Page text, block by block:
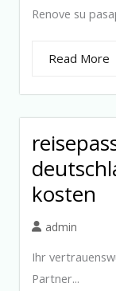
Renove su
Read More
kosten
admin
Ihr
Partner...